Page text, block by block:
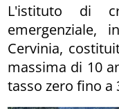
L'istituto di
emergenziale,
Cervinia,
massima di 10
tasso zero fino a